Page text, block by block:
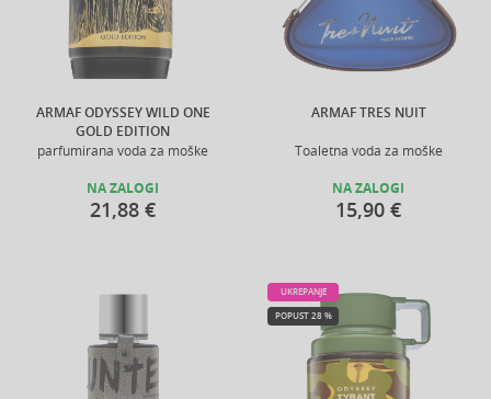
ARMAF ODYSSEY WILD ONE
GOLD EDITION
parfumirana voda za moške
NA ZALOGI
21,88 €
ARMAF TRES NUIT
Toaletna voda za moške
NA ZALOGI
15,90 €
UKREPANJE
POPUST 28 %